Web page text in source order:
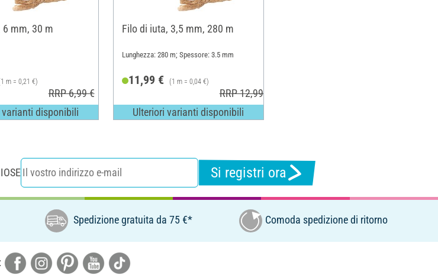
mm, 30 m
m = 0,21 €)
RRP 6,99 €
varianti disponibili
Filo di iuta, 3,5 mm, 280 m
Lunghezza: 280 m; Spessore: 3.5 mm
11,99 € (1 m = 0,04 €)
RRP 12,99 €
Ulteriori varianti disponibili
Si registri ora
Spedizione gratuita da 75 €* Comoda spedizione di ritorno